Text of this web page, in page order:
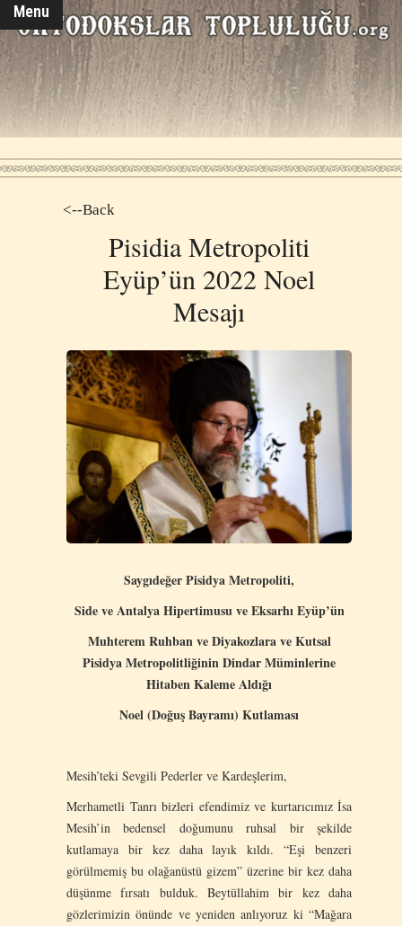
Menu
<--Back
Pisidia Metropoliti
Eyüp’ün 2022 Noel
Mesajı
Saygıdeğer Pisidya Metropoliti,
Side ve Antalya Hipertimusu ve Eksarhı Eyüp’ün
Muhterem Ruhban ve Diyakozlara ve Kutsal
Pisidya Metropolitliğinin Dindar Müminlerine
Hitaben Kaleme Aldığı
Noel (Doğuş Bayramı) Kutlaması
Mesih’teki Sevgili Pederler ve Kardeşlerim,
Merhametli Tanrı bizleri efendimiz ve kurtarıcımız İsa
Mesih’in bedensel doğumunu ruhsal bir şekilde
kutlamaya bir kez daha layık kıldı. “Eşi benzeri
görülmemiş bu olağanüstü gizem” üzerine bir kez daha
düşünme fırsatı bulduk. Beytüllahim bir kez daha
gözlerimizin önünde ve yeniden anlıyoruz ki “Mağara